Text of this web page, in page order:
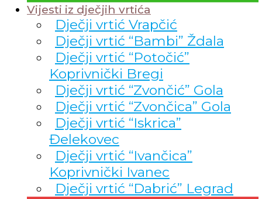
Vijesti iz dječjih vrtića
Dječji vrtić Vrapčić
Dječji vrtić “Bambi” Ždala
Dječji vrtić “Potočić”
Koprivnički Bregi
Dječji vrtić “Zvončić” Gola
Dječji vrtić “Zvončica” Gola
Dječji vrtić “Iskrica”
Đelekovec
Dječji vrtić “Ivančica”
Koprivnički Ivanec
Dječji vrtić “Dabrić” Legrad